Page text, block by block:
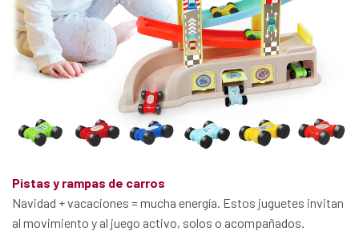
Pistas y rampas de carros
Navidad + vacaciones = mucha energía. Estos juguetes invitan
al movimiento y al juego activo, solos o acompañados.